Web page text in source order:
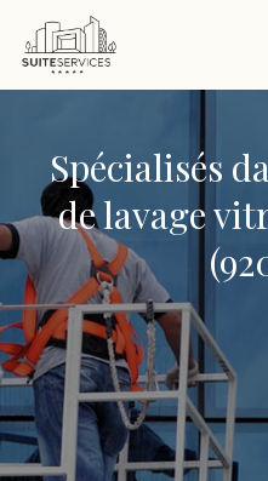
Skip
main
Spécialisés
de lavage